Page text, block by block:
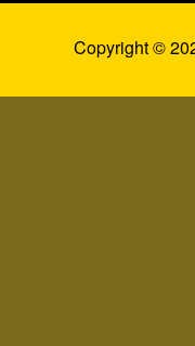
Copyright ©